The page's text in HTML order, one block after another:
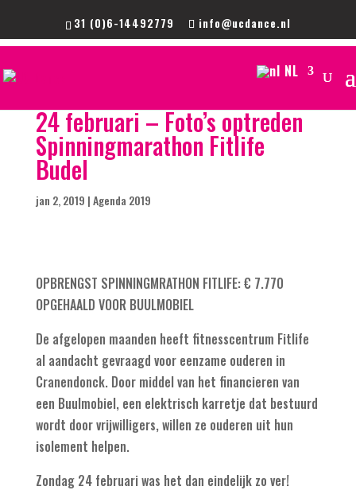
31 (0)6-14492779 info@ucdance.nl
NL
24 februari – Foto’s optreden
Spinningmarathon Fitlife
Budel
jan 2, 2019 |Agenda 2019
OPBRENGST SPINNINGMRATHON FITLIFE: € 7.770
OPGEHAALD VOOR BUULMOBIEL
De afgelopen maanden heeft fitnesscentrum Fitlife
al aandacht gevraagd voor eenzame ouderen in
Cranendonck. Door middel van het financieren van
een Buulmobiel, een elektrisch karretje dat bestuurd
wordt door vrijwilligers, willen ze ouderen uit hun
isolement helpen.
Zondag 24 februari was het dan eindelijk zo ver!